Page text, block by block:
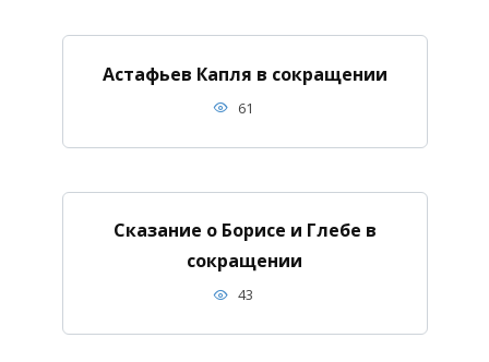
Астафьев Капля в сокращении
61
Сказание о Борисе и Глебе в
сокращении
43